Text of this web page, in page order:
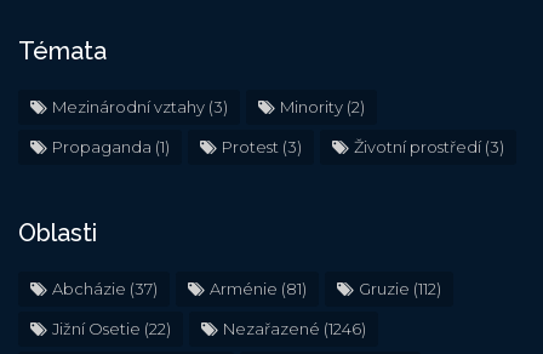
Témata
Mezinárodní vztahy (3) Minority (2)
Propaganda (1) Protest (3) Životní prostředí(3)
Oblasti
Abcházie (37) Arménie (81) Gruzie (112)
Jižní Osetie (22) Nezařazené (1246)